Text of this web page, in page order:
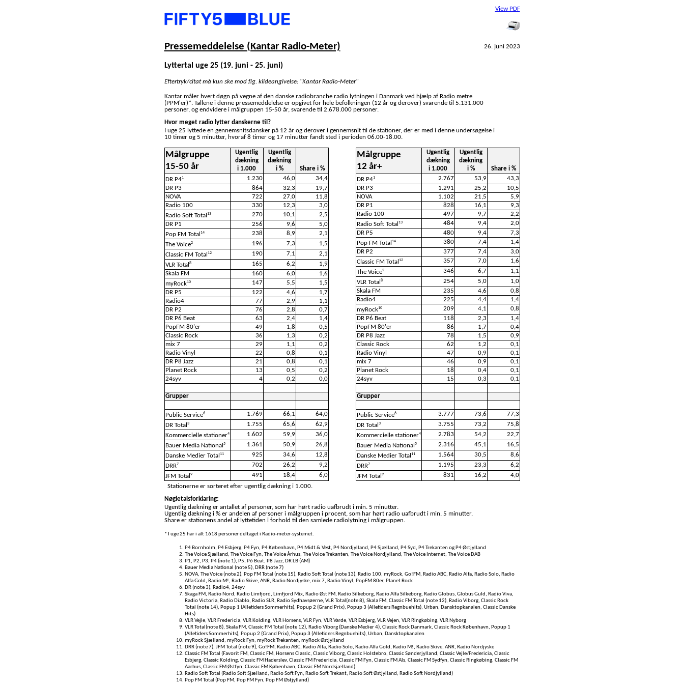
View PDF
Pressemeddelelse (Kantar Radio-Meter) 26. juni 2023
Lyttertal uge 25 (19. juni - 25. juni)
Eftertryk/citat må kun ske mod flg. kildeangivelse: "Kantar Radio-Meter"
Kantar måler hvert døgn på vegne af den danske radiobranche radio lytningen i Danmark ved hjælp af Radio metre
(PPM'er)*. Tallene i denne pressemeddelelse er opgivet for hele befolkningen (12 år og derover) svarende til 5.131.000
personer, og endvidere i målgruppen 15-50 år, svarende til 2.678.000 personer.
Hvor meget radio lytter danskerne til?
I uge 25 lyttede en gennemsnitsdansker på 12 år og derover i gennemsnit til de stationer, der er med i denne undersøgelse i
10 timer og 5 minutter, hvoraf 8 timer og 17 minutter fandt sted i perioden 06.00-18.00.
Målgruppe
15-50 år
Ugentlig
dækning
i 1.000
Ugentlig
dækning
i %
Share i %
DR P41 1.230 46,0
34,4
DR P3
864 32,3
19,7
NOVA
722 27,0
11,8
Radio 100
330 12,3
3,0
Radio Soft Total 13 270 10,1
2,5
DR P1
256 9,6
5,0
Pop FM Total 14 238 8,9
2,1
The Voice2 196 7,3
1,5
Classic FM Total 12 190 7,1
2,1
VLR Total 8 165 6,2
1,9
Skala FM
160 6,0
1,6
myRock10 147 5,5
1,5
DR P5
122 4,6
1,7
Radio4
77 2,9
1,1
DR P2
76 2,8
0,7
DR P6 Beat
63 2,4
1,4
PopFM 80'er
49 1,8
0,5
Classic Rock
36 1,3
0,2
mix 7
29 1,1
0,2
Radio Vinyl
22 0,8
0,1
DR P8 Jazz
21 0,8
0,1
Planet Rock
13 0,5
0,2
24syv
4 0,2 0,0
Grupper
Public Service6 1.769 66,1
64,0
DR Total 3 1.755 65,6
62,9
Kommercielle stationer4 1.602 59,9
36,0
Bauer Media National 5 1.361 50,9
26,8
Danske Medier Total 11 925 34,6
12,8
DRR7 702 26,2
9,2
JFM Total 9 491 18,4 6,0
Målgruppe
12 år+
Ugentlig
dækning
i 1.000
Ugentlig
dækning
i %
Share i %
DR P41 2.767 53,9
43,3
DR P3
1.291 25,2
10,5
NOVA
1.102 21,5
5,9
DR P1
828 16,1
9,3
Radio 100
497 9,7
2,2
Radio Soft Total 13 484 9,4
2,0
DR P5
480 9,4
7,3
Pop FM Total 14 380 7,4
1,4
DR P2
377 7,4
3,0
Classic FM Total 12 357 7,0
1,6
The Voice2 346 6,7
1,1
VLR Total 8 254 5,0
1,0
Skala FM
235 4,6
0,8
Radio4
225 4,4
1,4
myRock10 209 4,1
0,8
DR P6 Beat
118 2,3
1,4
PopFM 80'er
86 1,7
0,4
DR P8 Jazz
78 1,5
0,9
Classic Rock
62 1,2
0,1
Radio Vinyl
47 0,9
0,1
mix 7
46 0,9
0,1
Planet Rock
18 0,4
0,1
24syv
15 0,3 0,1
Grupper
Public Service6 3.777 73,6
77,3
DR Total 3 3.755 73,2
75,8
Kommercielle stationer4 2.783 54,2
22,7
Bauer Media National 5 2.316 45,1
16,5
Danske Medier Total 11 1.564 30,5
8,6
DRR7 1.195 23,3
6,2
JFM Total 9 831 16,2
4,0
Stationerne er sorteret efter ugentlig dækning i 1.000.
Nøgletalsforklaring:
Ugentlig dækning er antallet af personer, som har hørt radio uafbrudt i min. 5 minutter.
Ugentlig dækning i % er andelen af personer i målgruppen i procent, som har hørt radio uafbrudt i min. 5 minutter.
Share er stationens andel af lyttetiden i forhold til den samlede radiolytning i målgruppen.
* I uge 25 har i alt 1618 personer deltaget i Radio-meter-systemet.
P4 Bornholm, P4 Esbjerg, P4 Fyn, P4 København, P4 Midt & Vest, P4 Nordjylland, P4 Sjælland, P4 Syd, P4 Trekanten og P4 Østjylland
The Voice Sjælland, The Voice Fyn, The Voice Århus, The Voice Trekanten, The Voice Nordjylland, The Voice Internet, The Voice DAB
P1, P2, P3, P4 (note 1), P5, P6 Beat, P8 Jazz, DR LB (AM)
Bauer Media National (note 5), DRR (note 7)
NOVA, The Voice (note 2), Pop FM Total (note 15), Radio Soft Total (note 13), Radio 100, myRock, Go!FM, Radio ABC, Radio Alfa, Radio Solo, Radio
Alfa Gold, Radio M!, Radio Skive, ANR, Radio Nordjyske, mix 7, Radio Vinyl, PopFM 80er, Planet Rock
DR (note 3), Radio4, 24syv
Skaga FM, Radio Nord, Radio Limfjord, Limfjord Mix, Radio Øst FM, Radio Silkeborg, Radio Alfa Silkeborg, Radio Globus, Globus Guld, Radio Viva,
Radio Victoria, Radio Diablo, Radio SLR, Radio Sydhavsøerne, VLR Total(note 8), Skala FM, Classic FM Total (note 12), Radio Viborg, Classic Rock
Total (note 14), Popup 1 (Alletiders Sommerhits), Popup 2 (Grand Prix), Popup 3 (Alletiders Regnbuehits), Urban, Dansktopkanalen, Classic Danske
Hits)
VLR Vejle, VLR Fredericia, VLR Kolding, VLR Horsens, VLR Fyn, VLR Varde, VLR Esbjerg, VLR Vejen, VLR Ringkøbing, VLR Nyborg
VLR Total(note 8), Skala FM, Classic FM Total (note 12), Radio Viborg (Danske Medier 4), Classic Rock Danmark, Classic Rock København, Popup 1
(Alletiders Sommerhits), Popup 2 (Grand Prix), Popup 3 (Alletiders Regnbuehits), Urban, Dansktopkanalen
myRock Sjælland, myRock Fyn, myRock Trekanten, myRock Østjylland
DRR (note 7), JFM Total (note 9), Go!FM, Radio ABC, Radio Alfa, Radio Solo, Radio Alfa Gold, Radio M!, Radio Skive, ANR, Radio Nordjyske
Classic FM Total (Favorit FM, Classic FM, Horsens Classic, Classic Viborg, Classic Holstebro, Classic Sønderjylland, Classic Vejle/Fredericia, Classic
Esbjerg, Classic Kolding, Classic FM Haderslev, Classic FM Fredericia, Classic FM Fyn, Classic FM Als, Classic FM Sydfyn, Classic Ringkøbing, Classic FM
Aarhus, Classic FM Østfyn, Classic FM København, Classic FM Nordsjælland)
Radio Soft Total (Radio Soft Sjælland, Radio Soft Fyn, Radio Soft Trekant, Radio Soft Østjylland, Radio Soft Nordjylland)
Pop FM Total (Pop FM, Pop FM Fyn, Pop FM Østjylland)